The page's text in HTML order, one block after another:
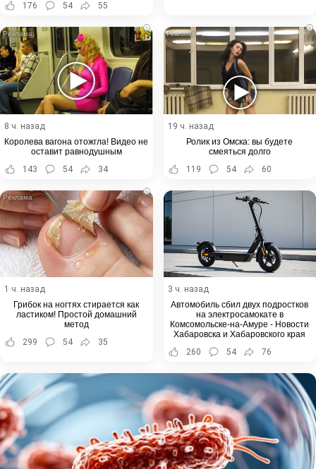
176
54 55
i
8 ч. назад
Королева вагона отожгла! Видео не
оставит равнодушным
143
54 34
i
19 ч. назад
Ролик из Омска: вы будете
смеяться долго
119
54 60
i
1 ч. назад
Грибок на ногтях стирается как
ластиком! Простой домашний
метод
299
54 35
3 ч. назад
Автомобиль сбил двух подростков
на электросамокате в
Комсомольске-на-Амуре - Новости
Хабаровска и Хабаровского края
260
54 76